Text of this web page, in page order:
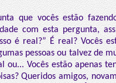
que vocês estão
com esta pergunta,
é real?” É real? Vocês
pessoas ou talvez de
ou... Vocês estão apenas
Queridos amigos,